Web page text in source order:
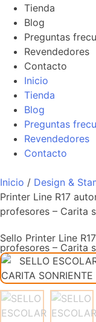
Tienda
Blog
Preguntas
Revendedores
Contacto
Inicio
Tienda
Blog
Preguntas
Revendedores
Contacto
Inicio / Design &
Printer Line R17
profesores – Carita
Sello Printer Line
profesores – Carita